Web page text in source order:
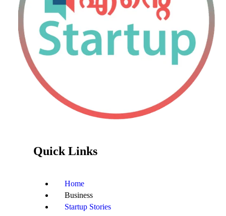
Quick Links
Home
Business
Startup Stories